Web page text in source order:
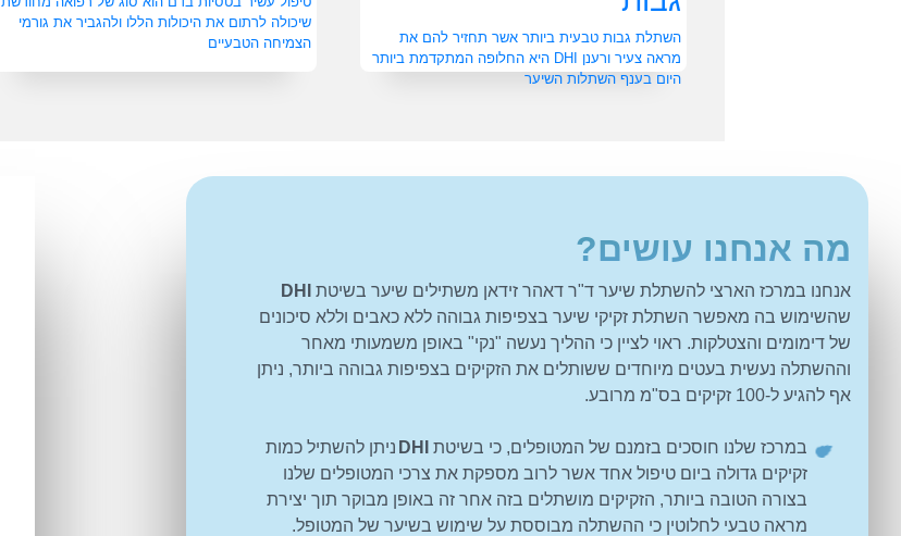
השתלת גבות טבעית ביותר אשר תחזיר להם את
מראה צעיר ורענן DHI היא החלופה המתקדמת ביותר
היום בענף השתלות השיער
שיכולה לרתום את היכולות הללו ולהגביר את גורמי
הצמיחה הטבעיים
מה אנחנו עושים?
אנחנו במרכז הארצי להשתלת שיער ד"ר דאהר זידאן משתילים שיער בשיטת
DHI
שהשימוש בה מאפשר השתלת זקיקי שיער בצפיפות גבוהה ללא כאבים וללא סיכונים
של דימומים והצטלקות. ראוי לציין כי ההליך נעשה "נקי" באופן משמעותי מאחר
וההשתלה נעשית בעטים מיוחדים ששותלים את הזקיקים בצפיפות גבוהה ביותר, ניתן
אף להגיע ל-100 זקיקים בס"מ מרובע.
במרכז שלנו חוסכים בזמנם של המטופלים, כי בשיטת DHI ניתן להשתיל כמות
זקיקים גדולה ביום טיפול אחד אשר לרוב מספקת את צרכי המטופלים שלנו
בצורה הטובה ביותר, הזקיקים מושתלים בזה אחר זה באופן מבוקר תוך יצירת
מראה טבעי לחלוטין כי ההשתלה מבוססת על שימוש בשיער של המטופל.